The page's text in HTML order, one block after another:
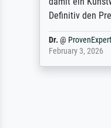
Definitiv den
Dr. @ ProvenExpert
February 3, 2026